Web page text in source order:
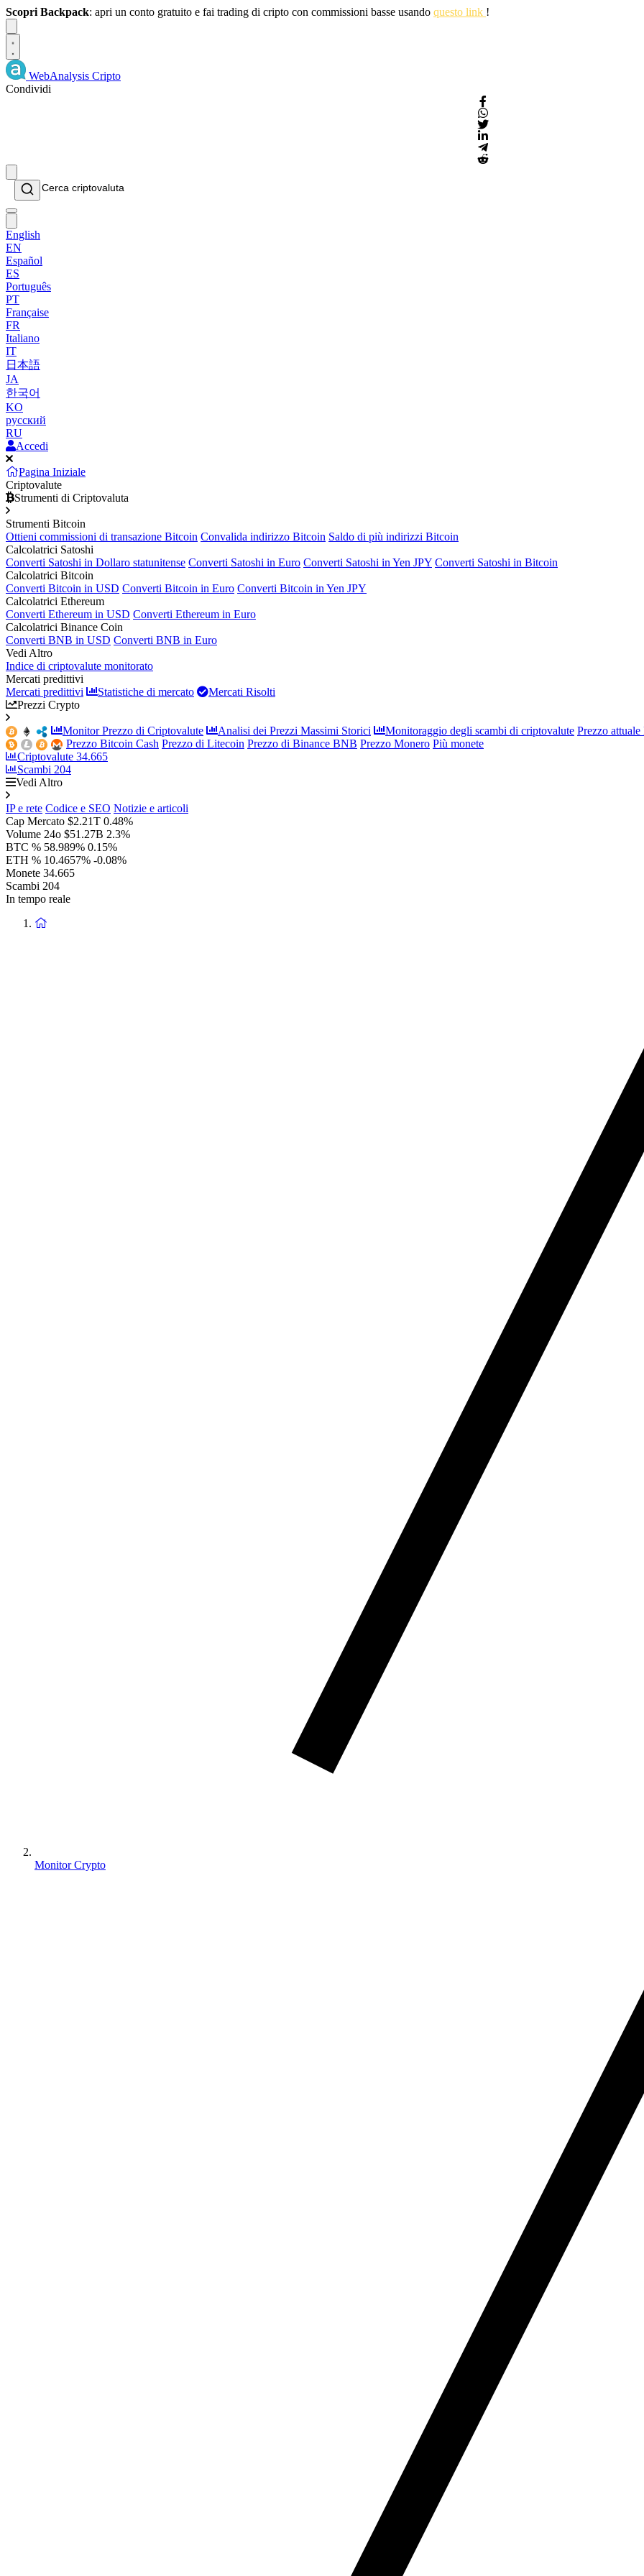
Scopri Backpack: apri un conto gratuito e fai trading di cripto con commissioni basse usando questo link !
WebAnalysis Cripto
Condividi
English
EN
Español
ES
Português
PT
Française
FR
Italiano
IT
日本語
JA
한국어
KO
русский
RU
Accedi
Pagina Iniziale
Criptovalute
Strumenti di Criptovaluta
Strumenti Bitcoin
Ottieni commissioni di transazione Bitcoin Convalida indirizzo Bitcoin Saldo di più indirizzi Bitcoin
Calcolatrici Satoshi
Converti Satoshi in Dollaro statunitense Converti Satoshi in Euro Converti Satoshi in Yen JPY Converti Satoshi in Bitcoin
Calcolatrici Bitcoin
Converti Bitcoin in USD Converti Bitcoin in Euro Converti Bitcoin in Yen JPY
Calcolatrici Ethereum
Converti Ethereum in USD Converti Ethereum in Euro
Calcolatrici Binance Coin
Converti BNB in USD Converti BNB in Euro
Vedi Altro
Indice di criptovalute monitorato
Mercati predittivi
Mercati predittivi
Statistiche di mercato
Mercati Risolti
Prezzi Crypto
Monitor Prezzo di Criptovalute Analisi dei Prezzi Massimi Storici Monitoraggio degli scambi di criptovalute Prezzo
Prezzo Bitcoin Cash Prezzo di Litecoin Prezzo di Binance BNB Prezzo Monero Più monete
Criptovalute 34.665
Scambi 204
Vedi Altro
IP e rete Codice e SEO Notizie e articoli
Cap Mercato $2.21T 0.48%
Volume 24o $51.27B 2.3%
BTC % 58.989% 0.15%
ETH % 10.4657% -0.08%
Monete 34.665
Scambi 204
In tempo reale
Monitor Crypto